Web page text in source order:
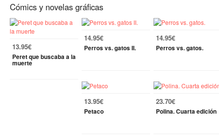
Cómics y novelas gráficas
13.95€
Peret que buscaba a la
muerte
14.95€
Perros vs. gatos II.
14.95€
Perros vs. gatos.
13.95€
Petaco
23.70€
Polina. Cuarta edición